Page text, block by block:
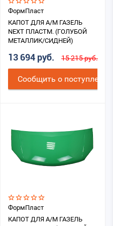
ФормПласт
КАПОТ ДЛЯ А/М ГАЗЕЛЬ
NEXT ПЛАСТМ. (ГОЛУБОЙ
МЕТАЛЛИК/СИДНЕЙ)
13 694 руб. 15 215 руб.
Cообщить о поступлении
ФормПласт
КАПОТ ДЛЯ А/М ГАЗЕЛЬ